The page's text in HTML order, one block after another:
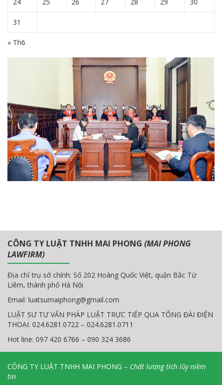
31
« Th6
CÔNG TY LUẬT TNHH MAI PHONG (MAI PHONG
LAWFIRM)
Địa chỉ trụ sở chính: Số 202 Hoàng Quốc Việt, quận Bắc Từ
Liêm, thành phố Hà Nội
Email: luatsumaiphong@gmail.com
LUẬT SƯ TƯ VẤN PHÁP LUẬT TRỰC TIẾP QUA TỔNG ĐÀI ĐIỆN
THOẠI: 024.6281.0722 – 024.6281.0711
Hot line: 097 420 6766 – 090 324 3686
CÔNG TY LUẬT TNHH MAI PHONG – Chất lượng tích lũy niềm
tin